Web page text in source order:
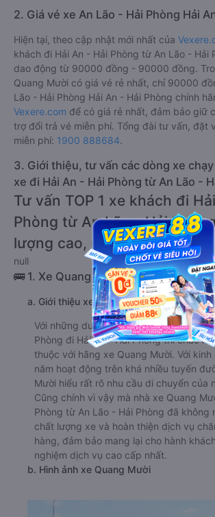
2. Giá vé xe An Lão - Hải Phòng Hải
Hiện tại, theo cập nhật mới nhất của
khách đi Hải An - Hải Phòng từ An Lão - Hải
dao động từ 90000 đồng - 90000 đồng.
Quang Mười có giá vé rẻ nhất, chỉ 90000
Lão - Hải Phòng Hải An - Hải Phòng chính
Vexere.com để có giá rẻ nhất, đảm bảo giữ
trợ đổi trả vé miễn phí. Tổng đài tư vấn, đặt
miễn phí: 1900 888684.
3. Giới thiệu, tư vấn các dòng xe
xe đi Hải An - Hải Phòng từ An Lão -
Tư vấn TOP 1 xe khách đi
Phòng từ An Lão - Hải
lượng cao, uy tín, giá rẻ
null
🚌 1. Xe Quang Mười khởi hành tại
a. Giới thiệu xe Quang Mười
Với những du khách thường xuyên du
Phòng đi Hải An - Hải Phòng thì chắc
thuộc với hãng xe Quang Mười. Với kinh
năm hoạt động trên khá nhiều tuyến
Mười hiểu rất rõ nhu cầu di chuyển của
Cũng chính vì vậy mà nhà xe Quang
Phòng từ An Lão - Hải Phòng đã không
chất lượng xe và hoàn thiện dịch vụ
hàng, đảm bảo mang lại cho hành
nghiệm dịch vụ cao cấp nhất.
b. Hình ảnh xe Quang Mười